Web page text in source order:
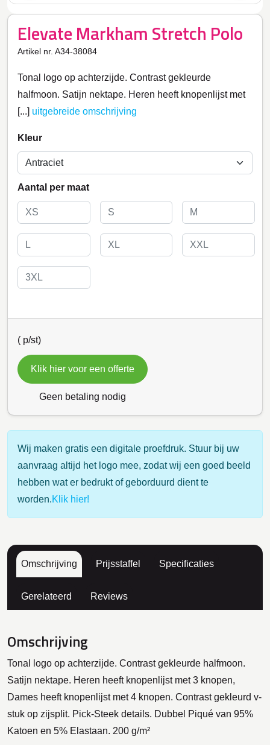
Elevate Markham Stretch Polo
Artikel nr. A34-38084
Tonal logo op achterzijde. Contrast gekleurde
halfmoon. Satijn nektape. Heren heeft knopenlijst met
[...] uitgebreide omschrijving
Kleur
Aantal per maat
( p/st)
Klik hier voor een offerte
Geen betaling nodig
Wij maken gratis een digitale proefdruk. Stuur bij uw
aanvraag altijd het logo mee, zodat wij een goed beeld
hebben wat er bedrukt of geborduurd dient te
worden.Klik hier!
Omschrijving Prijsstaffel Specificaties
Gerelateerd Reviews
Omschrijving
Tonal logo op achterzijde. Contrast gekleurde halfmoon.
Satijn nektape. Heren heeft knopenlijst met 3 knopen,
Dames heeft knopenlijst met 4 knopen. Contrast gekleurd v-
stuk op zijsplit. Pick-Steek details. Dubbel Piqué van 95%
Katoen en 5% Elastaan. 200 g/m²